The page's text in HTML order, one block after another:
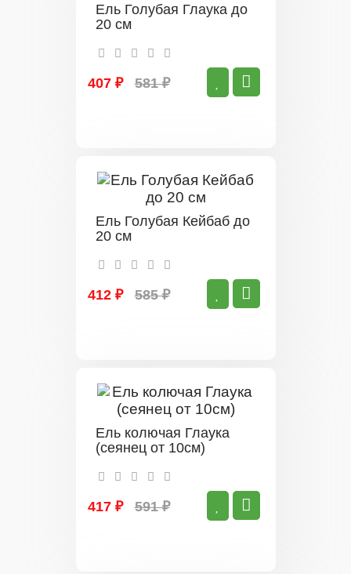
Ель Голубая Глаука до
20 см
407 ₽ 581 ₽
Ель Голубая Кейбаб до
20 см
412 ₽ 585 ₽
Ель колючая Глаука
(сеянец от 10см)
417 ₽ 591 ₽